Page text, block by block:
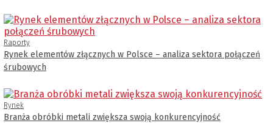
Raporty
Rynek elementów złącznych w Polsce – analiza sektora połączeń
śrubowych
Rynek
Branża obróbki metali zwiększa swoją konkurencyjność